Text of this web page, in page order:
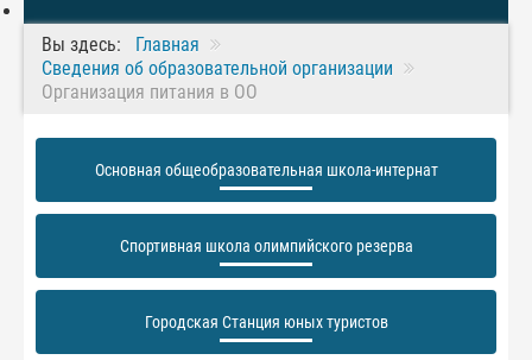
Вы здесь:
Главная
Сведения об образовательной организации
Организация питания в ОО
Основная общеобразовательная школа-интернат
Спортивная школа олимпийского резерва
Городская Станция юных туристов